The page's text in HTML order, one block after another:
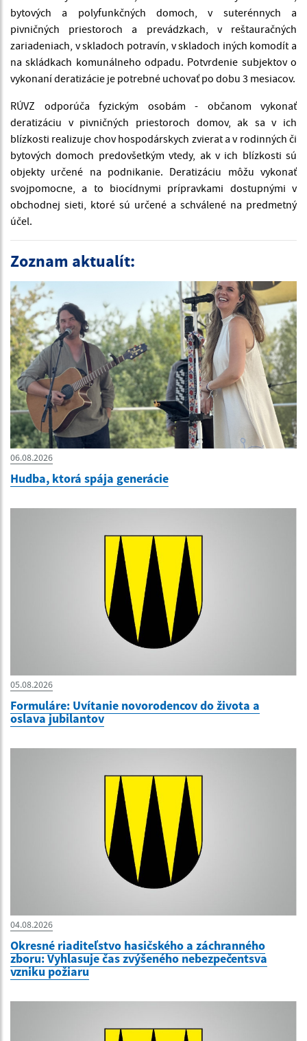
bytových a polyfunkčných domoch, v suterénnych a
pivničných priestoroch a prevádzkach, v reštauračných
zariadeniach, v skladoch potravín, v skladoch iných komodít a
na skládkach komunálneho odpadu. Potvrdenie subjektov o
vykonaní deratizácie je potrebné uchovať po dobu 3 mesiacov.
RÚVZ odporúča fyzickým osobám - občanom vykonať
deratizáciu v pivničných priestoroch domov, ak sa v ich
blízkosti realizuje chov hospodárskych zvierat a v rodinných či
bytových domoch predovšetkým vtedy, ak v ich blízkosti sú
objekty určené na podnikanie. Deratizáciu môžu vykonať
svojpomocne, a to biocídnymi prípravkami dostupnými v
obchodnej sieti, ktoré sú určené a schválené na predmetný
účel.
Zoznam aktualít:
06.08.2026
Hudba, ktorá spája generácie
05.08.2026
Formuláre: Uvítanie novorodencov do života a
oslava jubilantov
04.08.2026
Okresné riaditeľstvo hasičského a záchranného
zboru: Vyhlasuje čas zvýšeného nebezpečentsva
vzniku požiaru